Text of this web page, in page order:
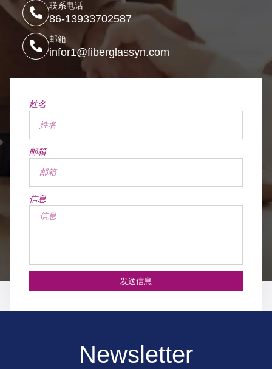
联系电话
86-13933702587
邮箱
infor1@fiberglassyn.com
姓名
邮箱
信息
发送信息
Newsletter